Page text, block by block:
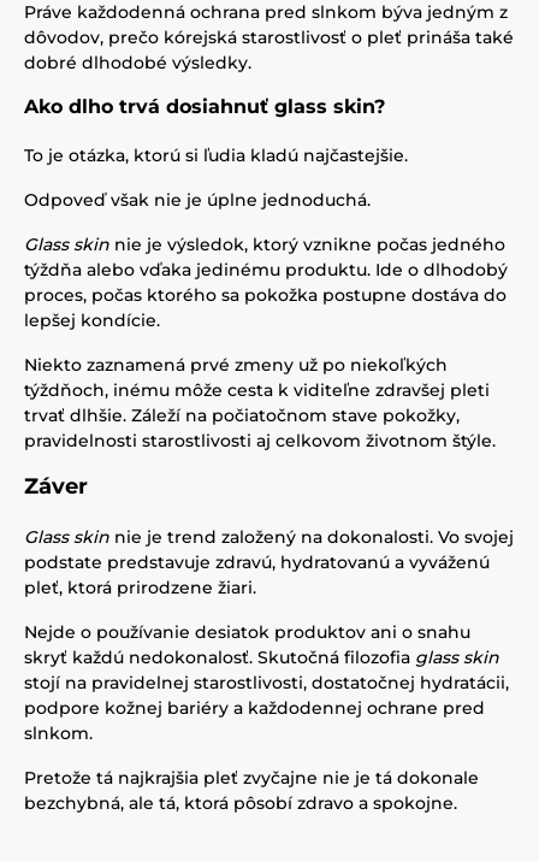
Práve každodenná ochrana pred slnkom býva jedným z
dôvodov, prečo kórejská starostlivosť o pleť prináša také
dobré dlhodobé výsledky.
Ako dlho trvá dosiahnuť glass skin?
To je otázka, ktorú si ľudia kladú najčastejšie.
Odpoveď však nie je úplne jednoduchá.
Glass skin nie je výsledok, ktorý vznikne počas jedného
týždňa alebo vďaka jedinému produktu. Ide o dlhodobý
proces, počas ktorého sa pokožka postupne dostáva do
lepšej kondície.
Niekto zaznamená prvé zmeny už po niekoľkých
týždňoch, inému môže cesta k viditeľne zdravšej pleti
trvať dlhšie. Záleží na počiatočnom stave pokožky,
pravidelnosti starostlivosti aj celkovom životnom štýle.
Záver
Glass skin nie je trend založený na dokonalosti. Vo svojej
podstate predstavuje zdravú, hydratovanú a vyváženú
pleť, ktorá prirodzene žiari.
Nejde o používanie desiatok produktov ani o snahu
skryť každú nedokonalosť. Skutočná filozofia glass skin
stojí na pravidelnej starostlivosti, dostatočnej hydratácii,
podpore kožnej bariéry a každodennej ochrane pred
slnkom.
Pretože tá najkrajšia pleť zvyčajne nie je tá dokonale
bezchybná, ale tá, ktorá pôsobí zdravo a spokojne.